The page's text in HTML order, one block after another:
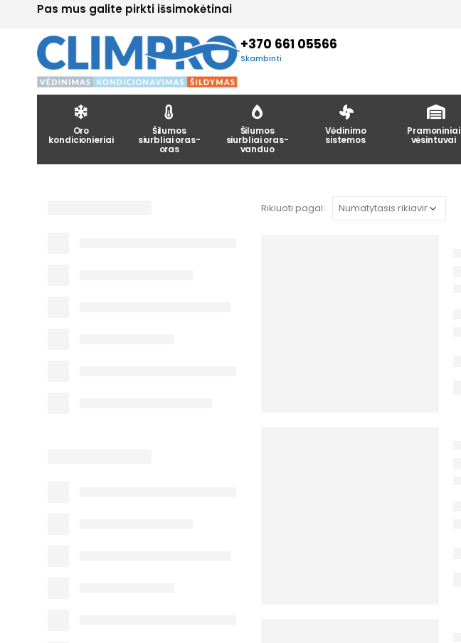
Pas mus galite pirkti išsimokėtinai
+370 661 05566
Skambinti
Oro
kondicionieriai
Šilumos
siurbliai oras-
oras
Šilumos
siurbliai oras-
vanduo
Vėdinimo
sistemos
Pramoniniai
vėsintuvai
Rikiuoti pagal: